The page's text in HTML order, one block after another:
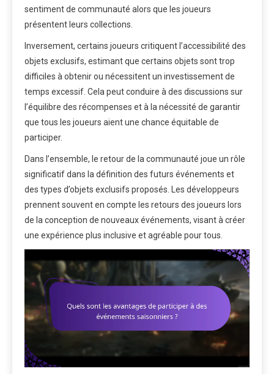
sentiment de communauté alors que les joueurs
présentent leurs collections.
Inversement, certains joueurs critiquent l’accessibilité des
objets exclusifs, estimant que certains objets sont trop
difficiles à obtenir ou nécessitent un investissement de
temps excessif. Cela peut conduire à des discussions sur
l’équilibre des récompenses et à la nécessité de garantir
que tous les joueurs aient une chance équitable de
participer.
Dans l’ensemble, le retour de la communauté joue un rôle
significatif dans la définition des futurs événements et
des types d’objets exclusifs proposés. Les développeurs
prennent souvent en compte les retours des joueurs lors
de la conception de nouveaux événements, visant à créer
une expérience plus inclusive et agréable pour tous.